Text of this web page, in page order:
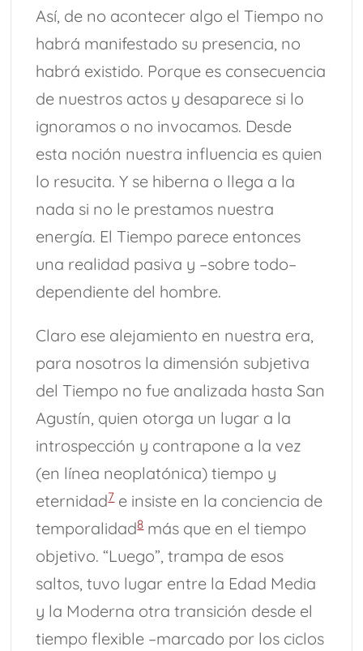
Así, de no acontecer algo el Tiempo no
habrá manifestado su presencia, no
habrá existido. Porque es consecuencia
de nuestros actos y desaparece si lo
ignoramos o no invocamos. Desde
esta noción nuestra influencia es quien
lo resucita. Y se hiberna o llega a la
nada si no le prestamos nuestra
energía. El Tiempo parece entonces
una realidad pasiva y –sobre todo–
dependiente del hombre.
Claro ese alejamiento en nuestra era,
para nosotros la dimensión subjetiva
del Tiempo no fue analizada hasta San
Agustín, quien otorga un lugar a la
introspección y contrapone a la vez
(en línea neoplatónica) tiempo y
eternidad7e insiste en la conciencia de
temporalidad8más que en el tiempo
objetivo. “Luego”, trampa de esos
saltos, tuvo lugar entre la Edad Media
y la Moderna otra transición desde el
tiempo flexible –marcado por los ciclos